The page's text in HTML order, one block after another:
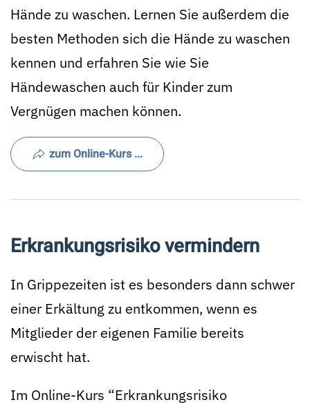
Hände zu waschen. Lernen Sie außerdem die
besten Methoden sich die Hände zu waschen
kennen und erfahren Sie wie Sie
Händewaschen auch für Kinder zum
Vergnügen machen können.
zum Online-Kurs ...
Erkrankungsrisiko vermindern
In Grippezeiten ist es besonders dann schwer
einer Erkältung zu entkommen, wenn es
Mitglieder der eigenen Familie bereits
erwischt hat.
Im Online-Kurs “Erkrankungsrisiko